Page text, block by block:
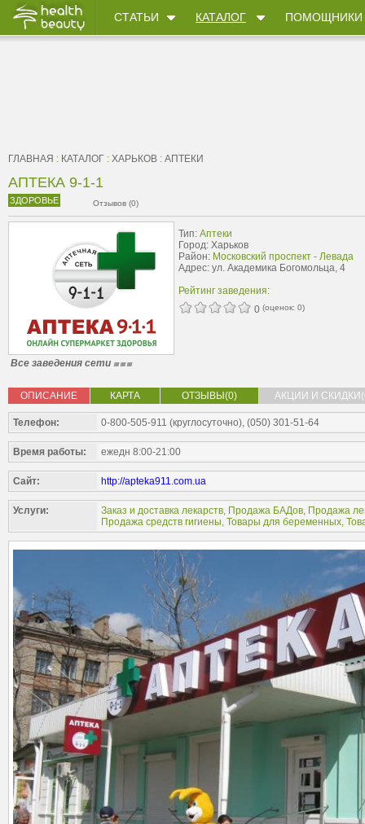
СТАТЬИ КАТАЛОГ ПОМОЩНИКИ
ГЛАВНАЯ : КАТАЛОГ : ХАРЬКОВ : АПТЕКИ
АПТЕКА 9-1-1
ЗДОРОВЬЕ Отзывов (0)
Тип: Аптеки
Город: Харьков
Район: Московский проспект - Левада
Адрес: ул. Академика Богомольца, 4
Рейтинг заведения:
0 (оценок: 0)
Все заведения сети
ОПИСАНИЕ КАРТА ОТЗЫВЫ(0) АКЦИИ И
Телефон: 0-800-505-911 (круглосуточно), (050) 301-51-64
Время работы: ежедн 8:00-21:00
Сайт: http://apteka911.com.ua
Услуги: Заказ и доставка лекарств, Продажа БАДов, Продажа
Продажа средств гигиены, Товары для беременных,